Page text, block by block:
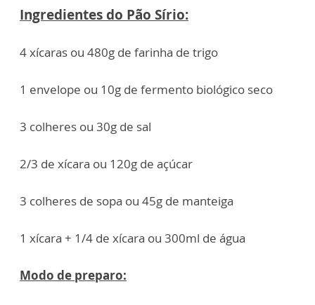
Ingredientes do Pão Sírio:
4 xícaras ou 480g de farinha de trigo
1 envelope ou 10g de fermento biológico seco
3 colheres ou 30g de sal
2/3 de xícara ou 120g de açúcar
3 colheres de sopa ou 45g de manteiga
1 xícara + 1/4 de xícara ou 300ml de água
Modo de preparo: